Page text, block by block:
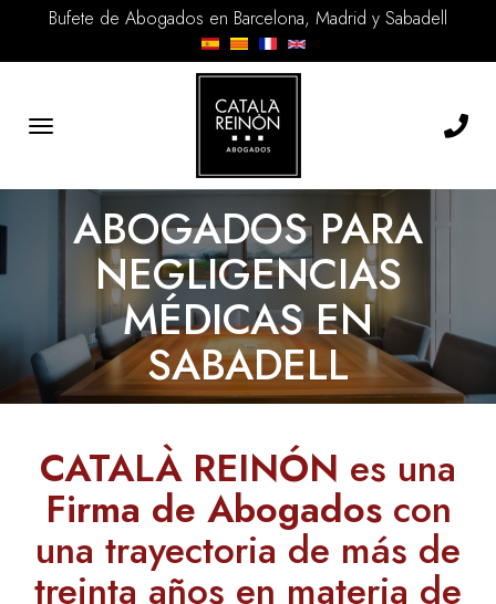
Bufete de Abogados en Barcelona, Madrid y Sabadell
Toggle
ABOGADOS PARA
NEGLIGENCIAS
MÉDICAS EN
SABADELL
CATALÀ REINÓN es una
Firma de Abogadoscon
una trayectoria de más de
treinta años en materia de